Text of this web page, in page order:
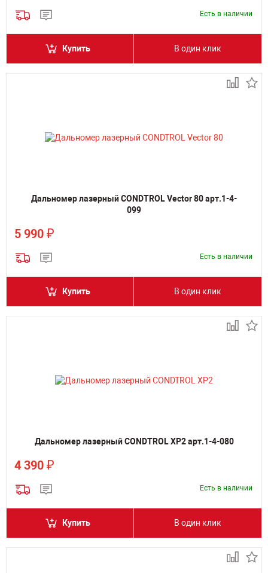
Есть в наличии
Купить В один клик
Дальномер лазерный CONDTROL Vector 80 арт.1-4-
099
5 990 ₽
Есть в наличии
Купить В один клик
Дальномер лазерный CONDTROL XP2 арт.1-4-080
4 390 ₽
Есть в наличии
Купить В один клик